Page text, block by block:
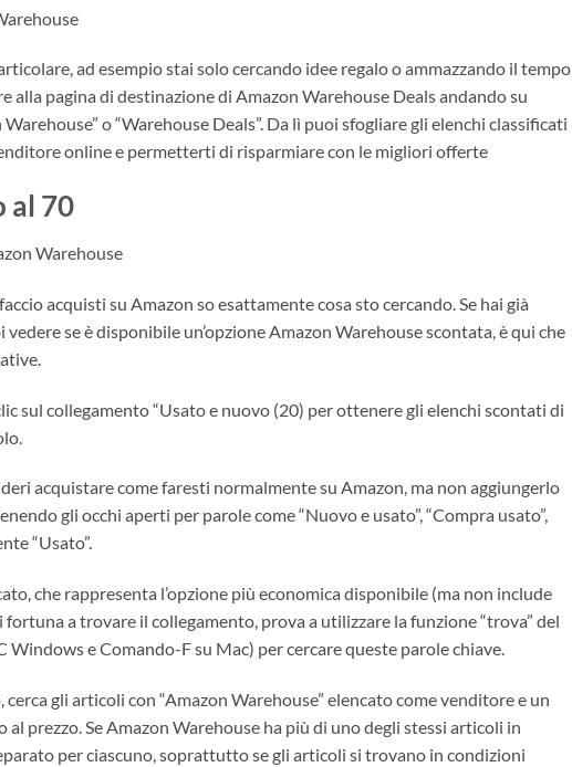
ad esempio stai solo cercando idee regalo o ammazzando il tempo
alla pagina di destinazione di Amazon Warehouse Deals andando su
o “Warehouse Deals”. Da lì puoi sfogliare gli elenchi classificati
online e permetterti di risparmiare con le migliori offerte
al 70
Warehouse
acquisti su Amazon so esattamente cosa sto cercando. Se hai già
se è disponibile un’opzione Amazon Warehouse scontata, è qui che
sul collegamento “Usato e nuovo (20) per ottenere gli elenchi scontati di
acquistare come faresti normalmente su Amazon, ma non aggiungerlo
gli occhi aperti per parole come “Nuovo e usato”, “Compra usato”,
“Usato”.
che rappresenta l’opzione più economica disponibile (ma non include
fortuna a trovare il collegamento, prova a utilizzare la funzione “trova” del
e Comando-F su Mac) per cercare queste parole chiave.
gli articoli con “Amazon Warehouse” elencato come venditore e un
prezzo. Se Amazon Warehouse ha più di uno degli stessi articoli in
per ciascuno, soprattutto se gli articoli si trovano in condizioni